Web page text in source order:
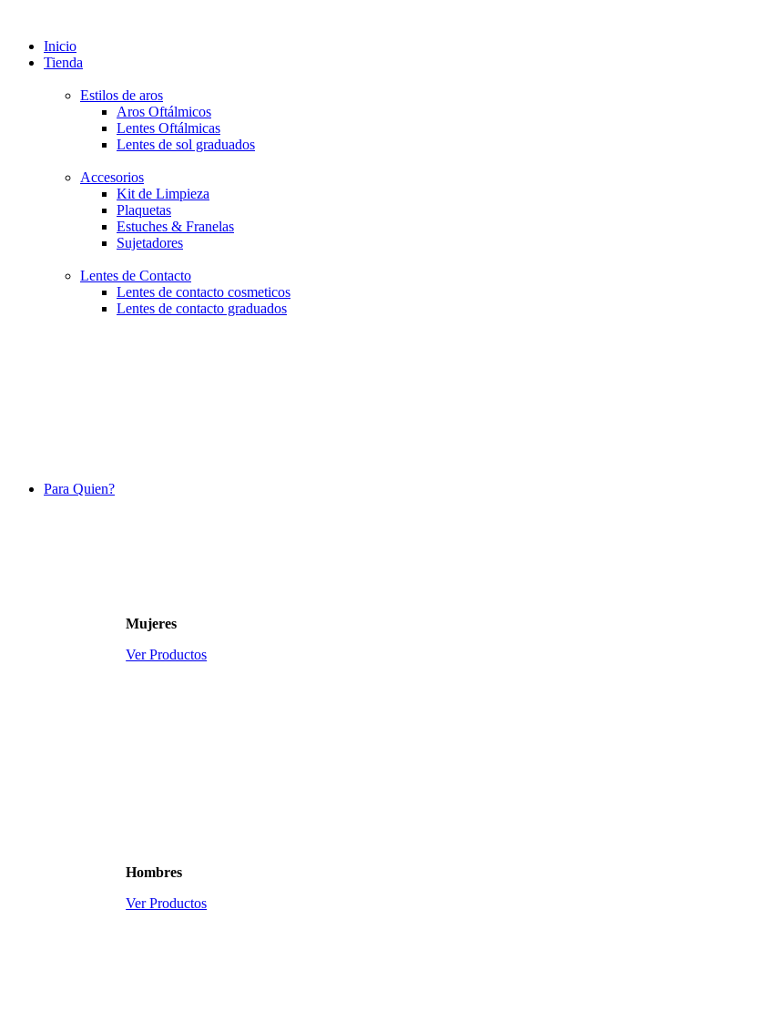
Inicio
Tienda
Estilos de aros
Aros Oftálmicos
Lentes Oftálmicas
Lentes de sol graduados
Accesorios
Kit de Limpieza
Plaquetas
Estuches & Franelas
Sujetadores
Lentes de Contacto
Lentes de contacto cosmeticos
Lentes de contacto graduados
Para Quien?
Mujeres
Ver Productos
Hombres
Ver Productos